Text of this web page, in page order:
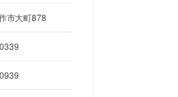
市大町878